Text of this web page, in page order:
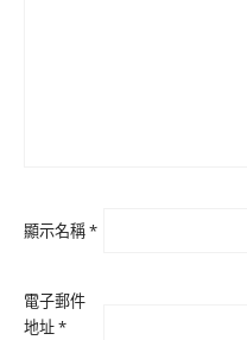
顯示名稱*
電子郵件
地址*